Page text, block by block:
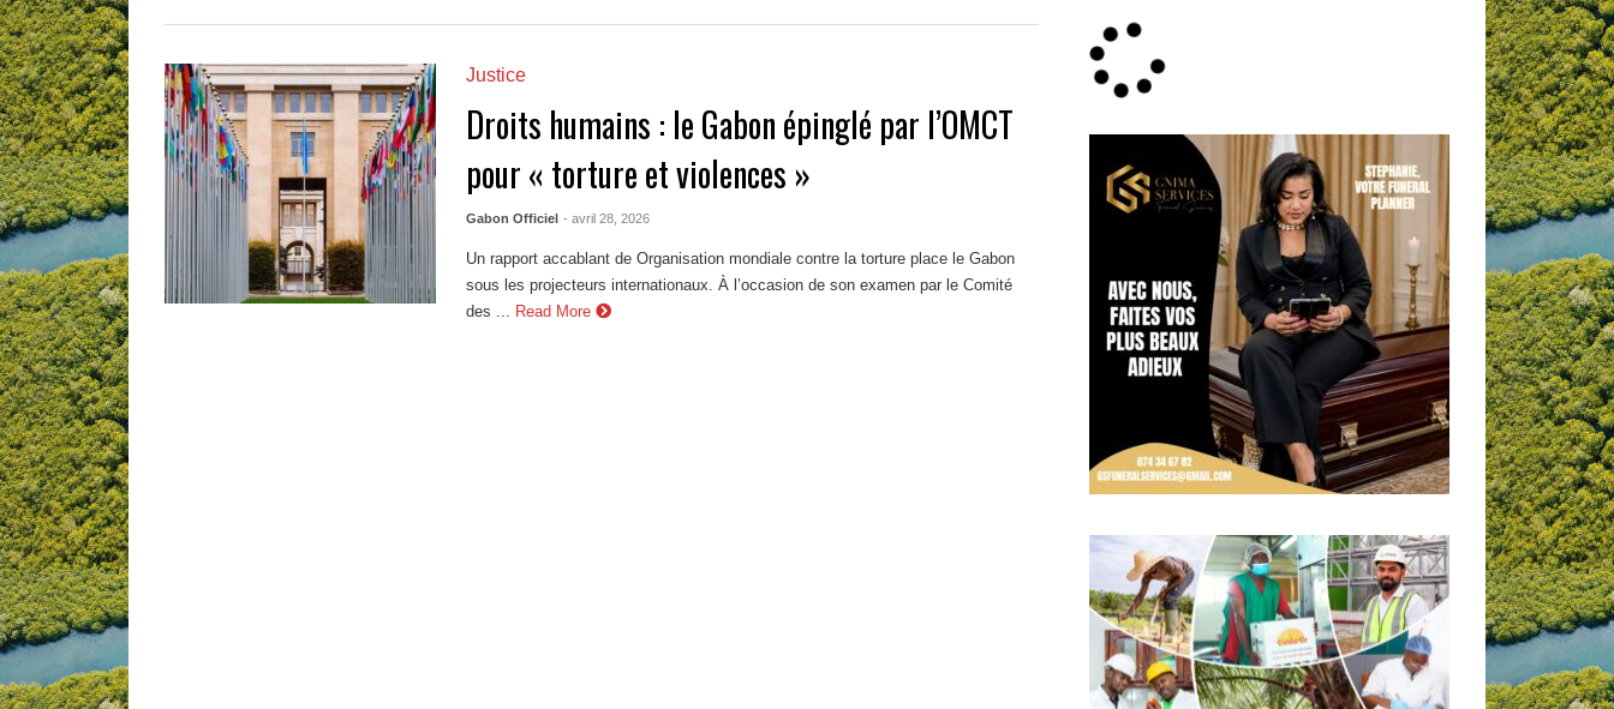
Justice
Droits humains : le Gabon épinglé par l’OMCT
pour « torture et violences »
Gabon Officiel - avril 28, 2026
Un rapport accablant de Organisation mondiale contre la torture place le Gabon
sous les projecteurs internationaux. À l’occasion de son examen par le Comité
des ...
Read More